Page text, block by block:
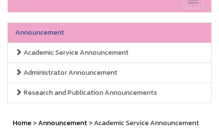
Announcement
Academic Service Announcement
Administrator Announcement
Research and Publication Announcements
Home>Announcement> Academic Service Announcement